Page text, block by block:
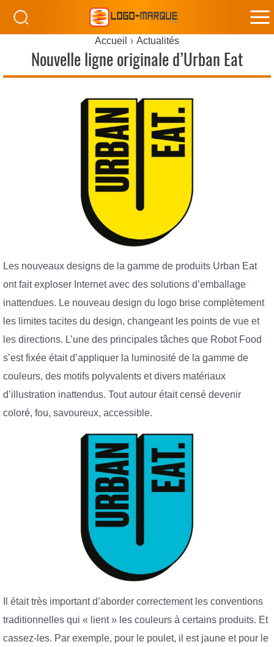
Accueil Actualités
Nouvelle ligne originale d’Urban Eat
Les nouveaux designs de la gamme de produits Urban Eat
ont fait exploser Internet avec des solutions d’emballage
inattendues. Le nouveau design du logo brise complètement
les limites tacites du design, changeant les points de vue et
les directions. L’une des principales tâches que Robot Food
s’est fixée était d’appliquer la luminosité de la gamme de
couleurs, des motifs polyvalents et divers matériaux
d’illustration inattendus. Tout autour était censé devenir
coloré, fou, savoureux, accessible.
Il était très important d’aborder correctement les conventions
traditionnelles qui « lient » les couleurs à certains produits. Et
cassez-les. Par exemple, pour le poulet, il est jaune et pour le